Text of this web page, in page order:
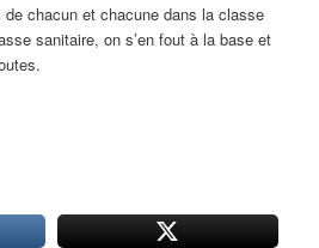
chacun et chacune dans la classe
sanitaire, on s’en fout à la base et